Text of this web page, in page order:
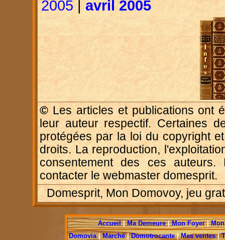
2005 | avril 2005
© Les articles et publications ont
leur auteur respectif. Certaines
protégées par la loi du copyright
droits. La reproduction,
consentement des ces auteurs.
contacter le webmaster domesprit.
Domesprit, Mon Domovoy, jeu
Accueil|Ma Demeure|Mon Foyer|
Domovia|Marché|Domotrocante|Mes ventes|